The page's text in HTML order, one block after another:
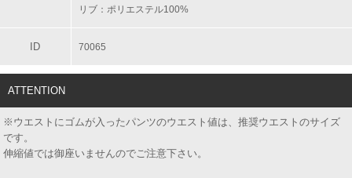
リブ：ポリエステル100%
ID 70065
ATTENTION
※ウエストにゴムが入ったパンツのウエスト値は、推奨ウエストのサイズ
です。
伸縮値では御座いませんのでご注意下さい。